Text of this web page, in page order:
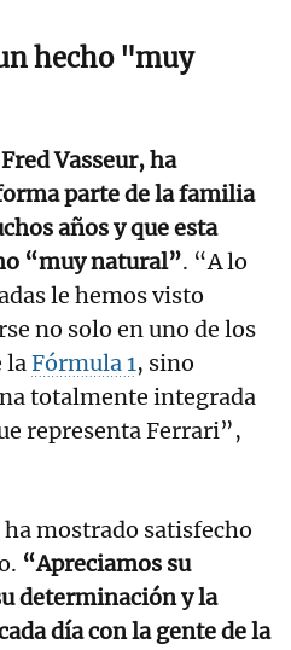
hecho "muy
Vasseur, ha
parte de la familia
años y que esta
“muy natural”. “A lo
le hemos visto
no solo en uno de los
laFórmula 1, sino
totalmente integrada
representa Ferrari”,
mostrado satisfecho
“Apreciamos su
determinación y la
día con la gente de la